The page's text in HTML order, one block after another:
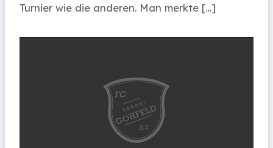
Turnier wie die anderen. Man merkte […]